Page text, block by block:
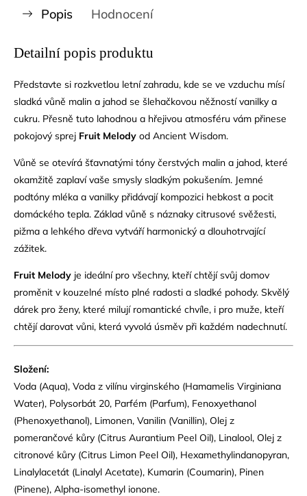
Popis Hodnocení
Detailní popis produktu
Představte si rozkvetlou letní zahradu, kde se ve vzduchu mísí
sladká vůně malin a jahod se šlehačkovou něžností vanilky a
cukru. Přesně tuto lahodnou a hřejivou atmosféru vám přinese
pokojový sprej Fruit Melody od Ancient Wisdom.
Vůně se otevírá šťavnatými tóny čerstvých malin a jahod, které
okamžitě zaplaví vaše smysly sladkým pokušením. Jemné
podtóny mléka a vanilky přidávají kompozici hebkost a pocit
domáckého tepla. Základ vůně s náznaky citrusové svěžesti,
pižma a lehkého dřeva vytváří harmonický a dlouhotrvající
zážitek.
Fruit Melody je ideální pro všechny, kteří chtějí svůj domov
proměnit v kouzelné místo plné radosti a sladké pohody. Skvělý
dárek pro ženy, které milují romantické chvíle, i pro muže, kteří
chtějí darovat vůni, která vyvolá úsměv při každém nadechnutí.
Složení:
Voda (Aqua), Voda z vilínu virginského (Hamamelis Virginiana
Water), Polysorbát 20, Parfém (Parfum), Fenoxyethanol
(Phenoxyethanol), Limonen, Vanilin (Vanillin), Olej z
pomerančové kůry (Citrus Aurantium Peel Oil), Linalool, Olej z
citronové kůry (Citrus Limon Peel Oil), Hexamethylindanopyran,
Linalylacetát (Linalyl Acetate), Kumarin (Coumarin), Pinen
(Pinene), Alpha-isomethyl ionone.